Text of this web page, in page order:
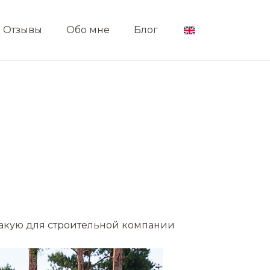
Отзывы Обо мне Блог
для строительной компании